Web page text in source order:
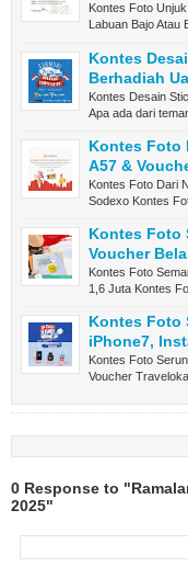
Kontes Foto
Labuan Bajo Atau
Kontes
Berhadiah
Kontes Desain
Apa ada dari
Kontes Foto
A57 &
Kontes Foto Dari
Sodexo Kontes
Kontes Foto
Voucher
Kontes Foto
1,6 Juta Kontes
Kontes Foto
iPhone7,
Kontes Foto
Voucher
0 Response to
2025"